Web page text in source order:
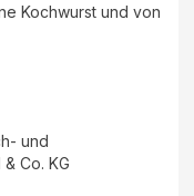
Kochwurst und von
und
Co. KG